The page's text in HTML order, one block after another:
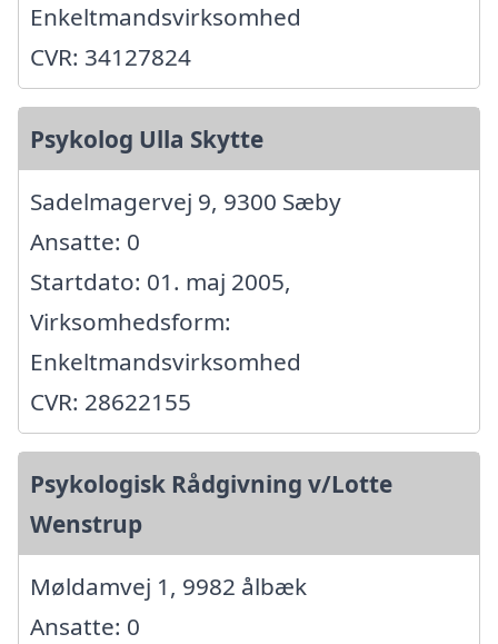
Enkeltmandsvirksomhed
CVR: 34127824
Psykolog Ulla Skytte
Sadelmagervej 9, 9300 Sæby
Ansatte: 0
Startdato: 01. maj 2005,
Virksomhedsform:
Enkeltmandsvirksomhed
CVR: 28622155
Psykologisk Rådgivning v/Lotte
Wenstrup
Møldamvej 1, 9982 ålbæk
Ansatte: 0